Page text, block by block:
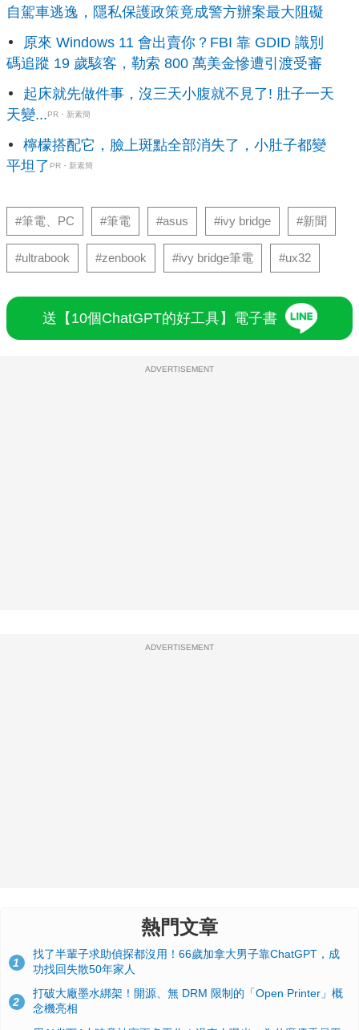
自駕車逃逸，隱私保護政策竟成警方辦案最大阻礙
原來 Windows 11 會出賣你？FBI 靠 GDID 識別
碼追蹤 19 歲駭客，勒索 800 萬美金慘遭引渡受審
起床就先做件事，沒三天小腹就不見了! 肚子一天
天變...PR・新素簡
檸檬搭配它，臉上斑點全部消失了，小肚子都變
平坦了 PR・新素簡
#筆電、PC #筆電 #asus #ivy bridge #新聞
#ultrabook #zenbook #ivy bridge筆電 #ux32
送【10個ChatGPT的好工具】電子書
ADVERTISEMENT
ADVERTISEMENT
熱門文章
1
找了半輩子求助偵探都沒用！66歲加拿大男子靠ChatGPT，成
功找回失散50年家人
2
打破大廠墨水綁架！開源、無 DRM 限制的「Open Printer」概
念機亮相